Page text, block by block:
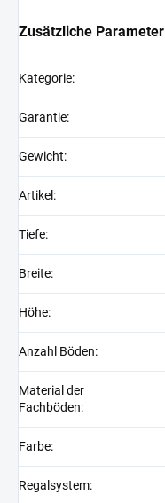
Zusätzliche Parameter
Kategorie:
Garantie:
Gewicht:
Artikel :
Tiefe:
Breite:
Höhe:
Anzahl Böden:
Material der
Fachböden:
Farbe:
Regalsystem: